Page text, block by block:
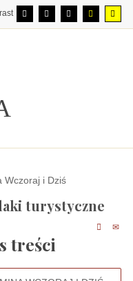
Wczoraj i Dziś
turystyczne
treści